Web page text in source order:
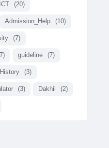
ICT (20)
Admission_Help (10)
(7)
guideline (7)
History (3)
(3) Dakhil (2)